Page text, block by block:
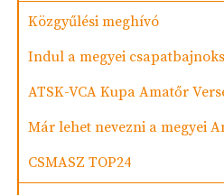
Közgyűlési meghívó
Indul a megyei
ATSK-VCA Kupa Amatőr
Már lehet nevezni a megyei
CSMASZ TOP24